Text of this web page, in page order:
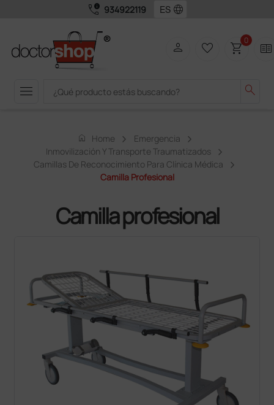
call_quality 934922119 language
menu search
person favorite_border shopping_cart0 two_pager
home Home
Emergencia
Inmovilización Y Transporte Traumatizados
Camillas De Reconocimiento Para Clínica Médica
Camilla Profesional
Camilla profesional